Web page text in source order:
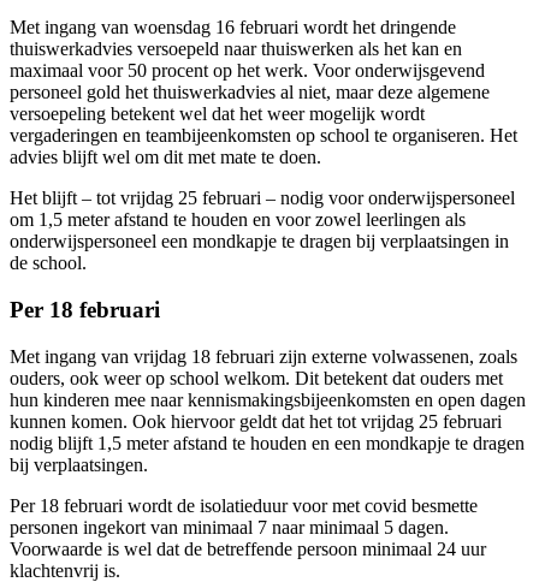
Met ingang van woensdag 16 februari wordt het dringende
thuiswerkadvies versoepeld naar thuiswerken als het kan en
maximaal voor 50 procent op het werk. Voor onderwijsgevend
personeel gold het thuiswerkadvies al niet, maar deze algemene
versoepeling betekent wel dat het weer mogelijk wordt
vergaderingen en teambijeenkomsten op school te organiseren. Het
advies blijft wel om dit met mate te doen.
Het blijft – tot vrijdag 25 februari – nodig voor onderwijspersoneel
om 1,5 meter afstand te houden en voor zowel leerlingen als
onderwijspersoneel een mondkapje te dragen bij verplaatsingen in
de school.
Per 18 februari
Met ingang van vrijdag 18 februari zijn externe volwassenen, zoals
ouders, ook weer op school welkom. Dit betekent dat ouders met
hun kinderen mee naar kennismakingsbijeenkomsten en open dagen
kunnen komen. Ook hiervoor geldt dat het tot vrijdag 25 februari
nodig blijft 1,5 meter afstand te houden en een mondkapje te dragen
bij verplaatsingen.
Per 18 februari wordt de isolatieduur voor met covid besmette
personen ingekort van minimaal 7 naar minimaal 5 dagen.
Voorwaarde is wel dat de betreffende persoon minimaal 24 uur
klachtenvrij is.